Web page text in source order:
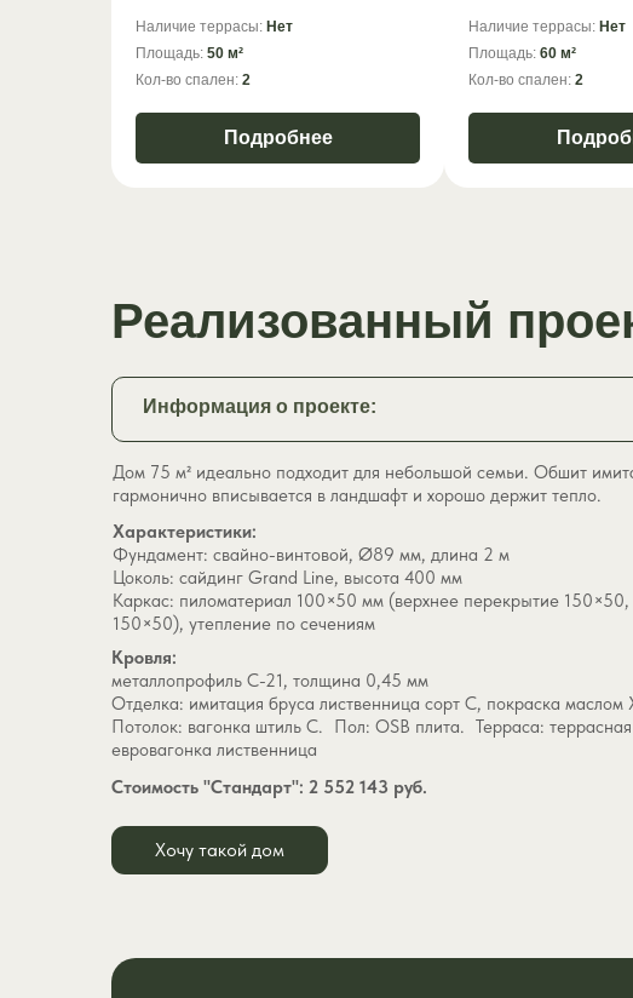
Наличие террасы: Нет
Площадь: 50 м²
Кол-во спален: 2
Подробнее
Наличие террасы: Нет
Площадь: 60 м²
Кол-во спален: 2
Реализованный
Характеристики:
Фундамент: свайно-винтовой, Ø89 мм, длина 2 м
Цоколь: сайдинг Grand Line, высота 400 мм
Каркас: пиломатериал 100×50 мм (верхнее перекрытие 150×50,
150×50), утепление по сечениям
Информация о проекте:
Дом 75 м² идеально подходит для небольшой семьи. Обшит
гармонично вписывается в ландшафт и хорошо держит тепло.
Стоимость "Стандарт": 2 552 143 руб.
Кровля:
металлопрофиль С-21, толщина 0,45 мм
Отделка: имитация бруса лиственница сорт С, покраска маслом
Потолок: вагонка штиль С. Пол: OSB плита. Терраса:
евровагонка лиственница
Хочу такой дом